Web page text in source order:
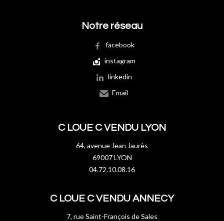
Notre réseau
facebook
instagram
linkedin
Email
C LOUE C VENDU LYON
64, avenue Jean Jaurès
69007 LYON
04.72.10.08.16
C LOUE C VENDU ANNECY
7, rue Saint-François de Sales